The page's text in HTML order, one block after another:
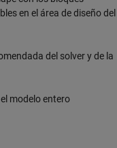
en el área de diseño del
del solver y de la
modelo entero